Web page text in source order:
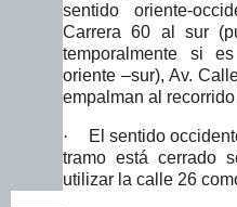
sentido oriente-
Carrera 60 al sur
temporalmente si
oriente –sur), Av.
empalman al
·
El sentido
tramo está cerrado
utilizar la calle 26